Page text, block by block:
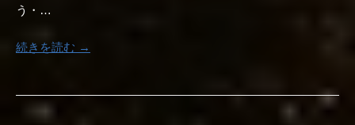
う・…
続きを読む →